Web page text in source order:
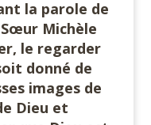
la parole de
Michèle
le regarder
donné de
images de
Dieu et